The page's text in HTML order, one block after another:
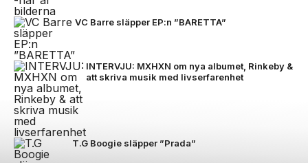
VC Barre släpper EP:n ”BARETTA”
INTERVJU: MXHXN om nya albumet, Rinkeby &
att skriva musik med livserfarenhet
T.G Boogie släpper ”Prada”